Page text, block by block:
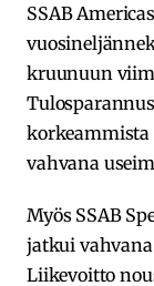
SSAB
kruunuun
vahvana
Myös SSAB
jatkui vahvana
Liikevoitto